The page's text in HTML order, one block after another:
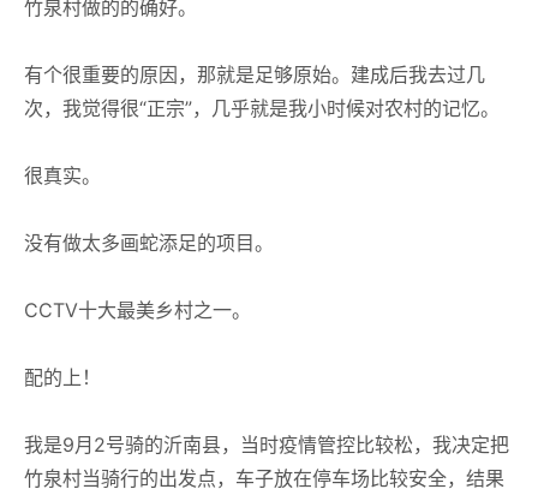
竹泉村做的的确好。
有个很重要的原因，那就是足够原始。建成后我去过几
次，我觉得很“正宗”，几乎就是我小时候对农村的记忆。
很真实。
没有做太多画蛇添足的项目。
CCTV十大最美乡村之一。
配的上！
我是9月2号骑的沂南县，当时疫情管控比较松，我决定把
竹泉村当骑行的出发点，车子放在停车场比较安全，结果